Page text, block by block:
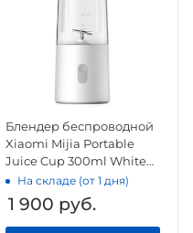
Блендер беспроводной
Xiaomi Mijia Portable
Juice Cup 300ml White
(MJZZB01PL)
На складе (от 1 дня)
1 900 руб.